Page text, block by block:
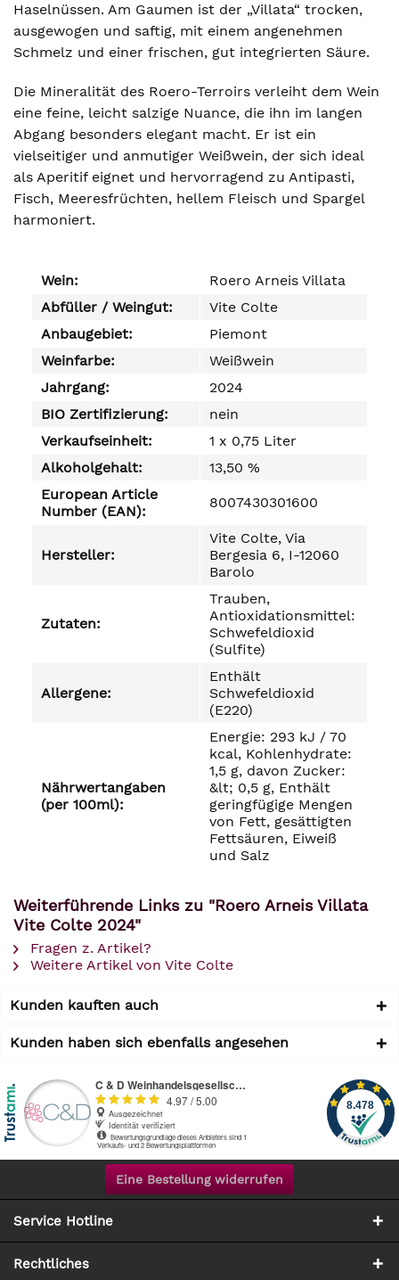
Haselnüssen. Am Gaumen ist der „Villata“ trocken,
ausgewogen und saftig, mit einem angenehmen
Schmelz und einer frischen, gut integrierten Säure.
Die Mineralität des Roero-Terroirs verleiht dem Wein
eine feine, leicht salzige Nuance, die ihn im langen
Abgang besonders elegant macht. Er ist ein
vielseitiger und anmutiger Weißwein, der sich ideal
als Aperitif eignet und hervorragend zu Antipasti,
Fisch, Meeresfrüchten, hellem Fleisch und Spargel
harmoniert.
Wein:
Roero Arneis Villata
Abfüller / Weingut:
Vite Colte
Anbaugebiet:
Piemont
Weinfarbe:
Weißwein
Jahrgang:
2024
BIO Zertifizierung:
nein
Verkaufseinheit:
1 x 0,75 Liter
Alkoholgehalt:
13,50 %
European Article
Number (EAN):
8007430301600
Hersteller:
Vite Colte, Via
Bergesia 6, I-12060
Barolo
Zutaten:
Trauben,
Antioxidationsmittel:
Schwefeldioxid
(Sulfite)
Allergene:
Enthält
Schwefeldioxid
(E220)
Nährwertangaben
(per 100ml):
Energie: 293 kJ / 70
kcal, Kohlenhydrate:
1,5 g, davon Zucker:
&lt; 0,5 g, Enthält
geringfügige Mengen
von Fett, gesättigten
Fettsäuren, Eiweiß
und Salz
Weiterführende Links zu "Roero Arneis Villata
Vite Colte 2024"
Fragen z. Artikel?
Weitere Artikel von Vite Colte
Kunden kauften auch
Kunden haben sich ebenfalls angesehen
Eine Bestellung widerrufen
Service Hotline
Rechtliches